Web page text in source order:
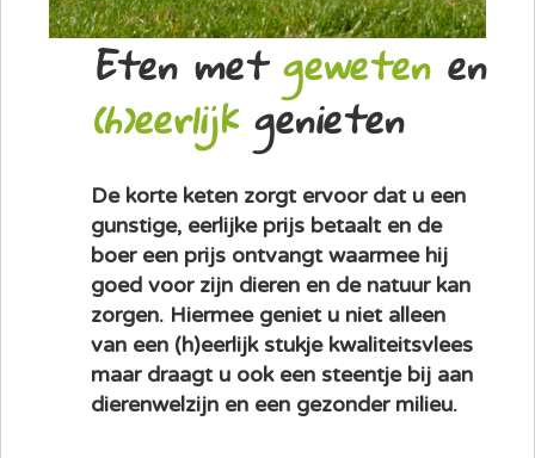
Eten metgewetenen
(h)eerlijkgenieten
De korte keten zorgt ervoor dat u een
gunstige, eerlijke prijs betaalt en de
boer een prijs ontvangt waarmee hij
goed voor zijn dieren en de natuur kan
zorgen. Hiermee geniet u niet alleen
van een (h)eerlijk stukje kwaliteitsvlees
maar draagt u ook een steentje bij aan
dierenwelzijn en een gezonder milieu.